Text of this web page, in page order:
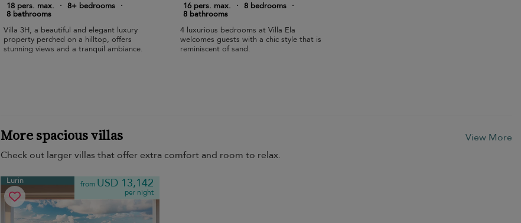
18 pers. max. · 8+ bedrooms ·
8 bathrooms
Villa 3H, a beautiful and elegant luxury
property perched on a hilltop, offers
stunning views and a tranquil ambiance.
16 pers. max. · 8 bedrooms ·
8 bathrooms
4 luxurious bedrooms at Villa Ela
welcomes guests with a chic style that is
reminiscent of sand.
More spacious villas
View More
Check out larger villas that offer extra comfort and room to relax.
Lurin from USD 13,142
per night